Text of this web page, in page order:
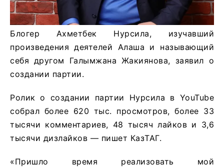
Блогер Ахметбек Нурсила, изучавший
произведения деятелей Алаша и называющий
себя другом Галымжана Жакиянова, заявил о
создании партии.
Ролик о создании партии Нурсила в YouTube
собрал более 620 тыс. просмотров, более 33
тысячи комментариев, 48 тысяч лайков и 3,6
тысячи дизлайков — пишет КазТАГ.
«Пришло время реализовать мой